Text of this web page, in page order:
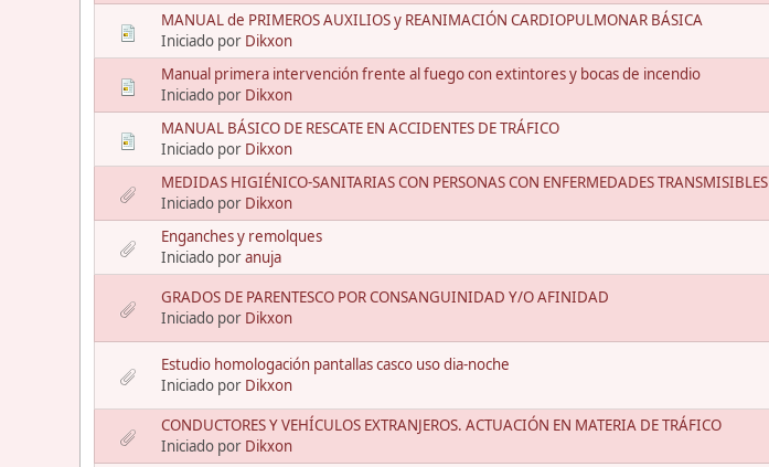
MANUAL de PRIMEROS AUXILIOS y REANIMACIÓN CARDIOPULMONAR BÁSICA
Iniciado por Dikxon
Manual primera intervención frente al fuego con extintores y bocas de incendio
Iniciado por Dikxon
MANUAL BÁSICO DE RESCATE EN ACCIDENTES DE TRÁFICO
Iniciado por Dikxon
MEDIDAS HIGIÉNICO-SANITARIAS CON PERSONAS CON ENFERMEDADES TRANSMISIBLES
Iniciado por Dikxon
Enganches y remolques
Iniciado poranuja
GRADOS DE PARENTESCO POR CONSANGUINIDAD Y/O AFINIDAD
Iniciado por Dikxon
Estudio homologación pantallas casco uso dia-noche
Iniciado por Dikxon
CONDUCTORES Y VEHÍCULOS EXTRANJEROS. ACTUACIÓN EN MATERIA DE TRÁFICO
Iniciado por Dikxon